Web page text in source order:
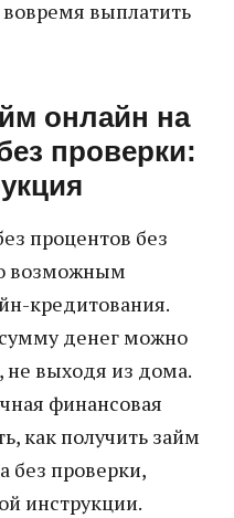
выплатить
онлайн на
проверки:
процентов без
возможным
кредитования.
денег можно
не выходя из дома.
финансовая
как получить займ
без проверки,
инструкции.